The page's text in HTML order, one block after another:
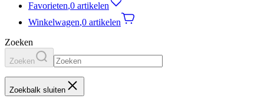
Favorieten,0 artikelen
Winkelwagen,0 artikelen
Zoeken
Zoeken
Zoekbalk sluiten